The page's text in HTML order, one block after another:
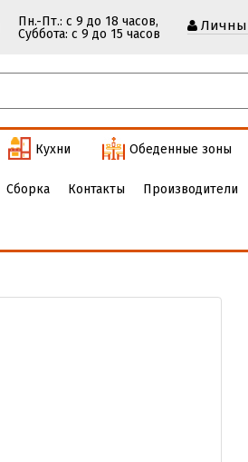
Пн.-Пт.: с 9 до 18 часов,
Cуббота: с 9 до 15 часов
Кухни Обеденные зоны
Сборка Контакты Производители